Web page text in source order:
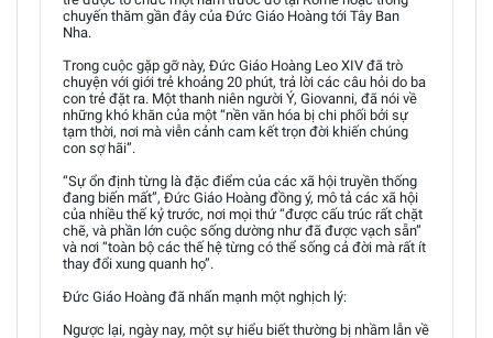
chuyến thăm gần đây của Đức Giáo Hoàng tới Tây Ban
Nha.
Trong cuộc gặp gỡ này, Đức Giáo Hoàng Leo XIV đã trò
chuyện với giới trẻ khoảng 20 phút, trả lời các câu hỏi do ba
con trẻ đặt ra. Một thanh niên người Ý, Giovanni, đã nói về
những khó khăn của một “nền văn hóa bị chi phối bởi sự
tạm thời, nơi mà viễn cảnh cam kết trọn đời khiến chúng
con sợ hãi”.
“Sự ổn định từng là đặc điểm của các xã hội truyền thống
đang biến mất”, Đức Giáo Hoàng đồng ý, mô tả các xã hội
của nhiều thế kỷ trước, nơi mọi thứ “được cấu trúc rất chặt
chẽ, và phần lớn cuộc sống dường như đã được vạch sẵn”
và nơi “toàn bộ các thế hệ từng có thể sống cả đời mà rất ít
thay đổi xung quanh họ”.
Đức Giáo Hoàng đã nhấn mạnh một nghịch lý:
Ngược lại, ngày nay, một sự hiểu biết thường bị nhầm lẫn về